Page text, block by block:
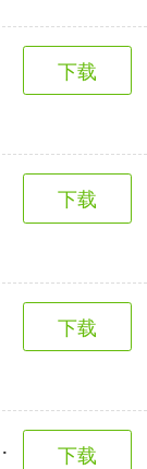
下载
下载
下载
座005：
下载